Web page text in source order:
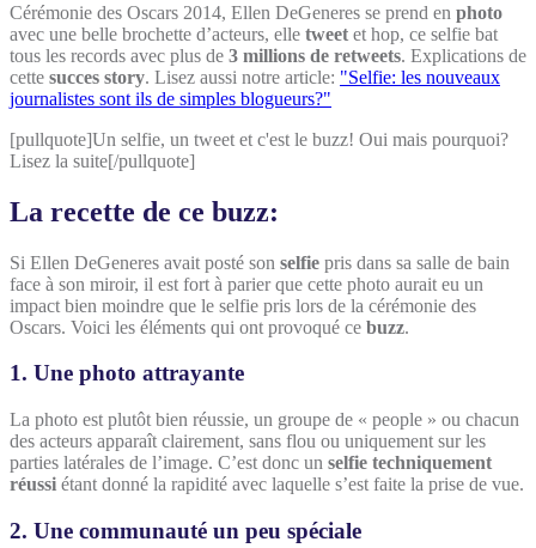
Cérémonie des Oscars 2014, Ellen DeGeneres se prend en photo
avec une belle brochette d’acteurs, elle tweet et hop, ce selfie bat
tous les records avec plus de 3 millions de retweets. Explications de
cette succes story. Lisez aussi notre article: "Selfie: les nouveaux
journalistes sont ils de simples blogueurs?"
[pullquote]Un selfie, un tweet et c'est le buzz! Oui mais pourquoi?
Lisez la suite[/pullquote]
La recette de ce buzz:
Si Ellen DeGeneres avait posté son selfie pris dans sa salle de bain
face à son miroir, il est fort à parier que cette photo aurait eu un
impact bien moindre que le selfie pris lors de la cérémonie des
Oscars. Voici les éléments qui ont provoqué ce buzz.
1. Une photo attrayante
La photo est plutôt bien réussie, un groupe de « people » ou chacun
des acteurs apparaît clairement, sans flou ou uniquement sur les
parties latérales de l’image. C’est donc un selfie techniquement
réussi étant donné la rapidité avec laquelle s’est faite la prise de vue.
2. Une communauté un peu spéciale